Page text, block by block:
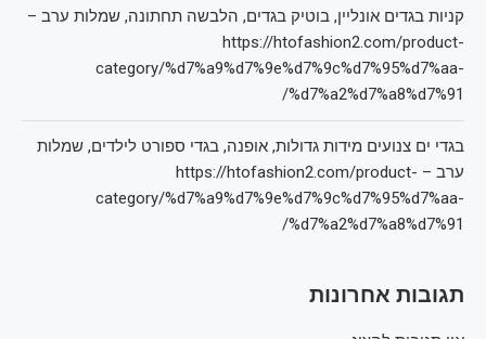
קניות בגדים אונליין, בוטיק בגדים, הלבשה תחתונה, שמלות ערב –
https://htofashion2.com/product-
category/%d7%a9%d7%9e%d7%9c%d7%95%d7%aa-
%d7%a2%d7%a8%d7%91/
בגדי ים צנועים מידות גדולות, אופנה, בגדי ספורט לילדים, שמלות
ערב – https://htofashion2.com/product-
category/%d7%a9%d7%9e%d7%9c%d7%95%d7%aa-
%d7%a2%d7%a8%d7%91/
תגובות אחרונות